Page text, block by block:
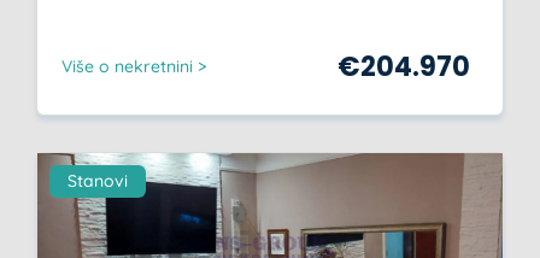
Više o nekretnini > €204.970
Stanovi